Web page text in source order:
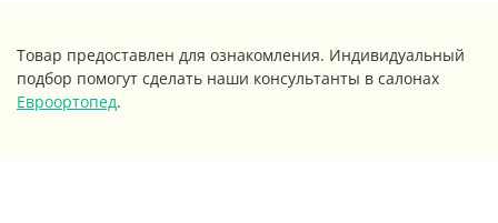
Товар предоставлен для ознакомления. Индивидуальный
подбор помогут сделать наши консультанты в салонах
Евроортопед.